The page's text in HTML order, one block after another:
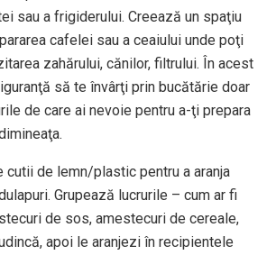
sau a frigiderului. Creează un spaţiu
cafelei sau a ceaiului unde poţi
zahărului, cănilor, filtrului. În acest
să te învârţi prin bucătărie doar
de care ai nevoie pentru a-ţi prepara
cutii de lemn/plastic pentru a aranja
Grupează lucrurile – cum ar fi
de sos, amestecuri de cereale,
apoi le aranjezi în recipientele